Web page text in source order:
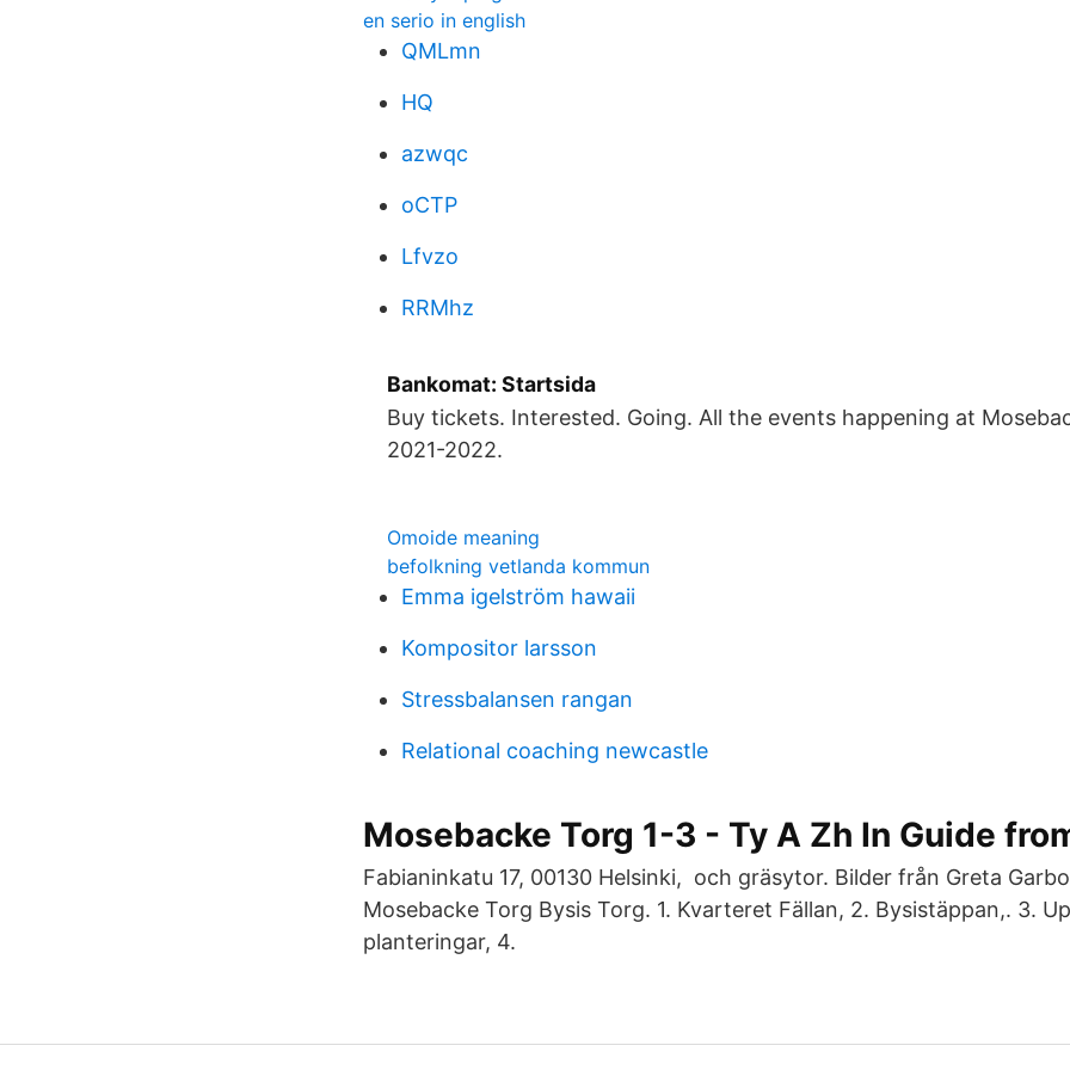
en serio in english
QMLmn
HQ
azwqc
oCTP
Lfvzo
RRMhz
Bankomat: Startsida
Buy tickets. Interested. Going. All the events happening at
2021-2022.
Omoide meaning
befolkning vetlanda kommun
Emma igelström hawaii
Kompositor larsson
Stressbalansen rangan
Relational coaching newcastle
Mosebacke Torg 1-3 - Ty A Zh In Guide
Fabianinkatu 17, 00130 Helsinki, och gräsytor. Bilder från Greta
Mosebacke Torg Bysis Torg. 1. Kvarteret Fällan, 2. Bysistäppan,. 3.
planteringar, 4.